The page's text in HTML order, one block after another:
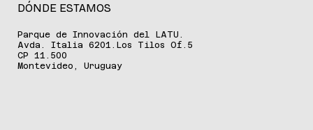
DÓNDE ESTAMOS
Parque de Innovación del LATU.
Avda. Italia 6201.Los Tilos Of.5
CP 11.500
Montevideo, Uruguay